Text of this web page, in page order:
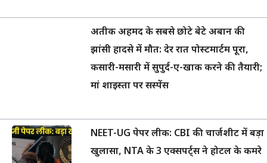
अतीक अहमद के सबसे छोटे बेटे अबान की
झांसी हादसे में मौत: देर रात पोस्टमार्टम पूरा,
कसारी-मसारी में सुपुर्द-ए-खाक करने की तैयारी;
मां शाइस्ता पर सस्पेंस
NEET-UG पेपर लीक: CBI की चार्जशीट में बड़ा
खुलासा, NTA के 3 एक्सपर्ट्स ने होटल के कमरे